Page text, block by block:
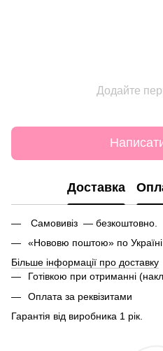
Додайте
Доставка
Самовивіз — безкоштовно.
«Нововю поштою» по Україні
Більше інформації про доставку
Готівкою при отриманні
Оплата за реквізитами
Гарантія від виробника 1 рік.